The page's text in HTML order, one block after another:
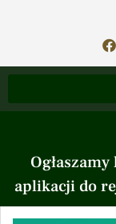
aplikacji do